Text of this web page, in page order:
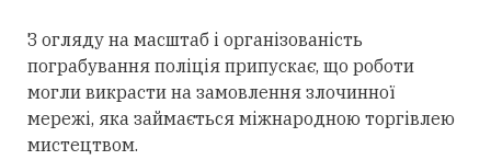
З огляду на масштаб і організованість
пограбування поліція припускає, що роботи
могли викрасти на замовлення злочинної
мережі, яка займається міжнародною торгівлею
мистецтвом.